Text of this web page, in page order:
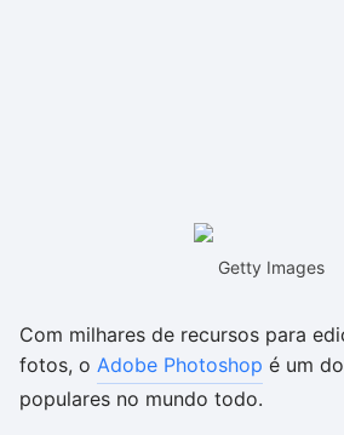
Getty Images
Com milhares de recursos para
fotos, o Adobe Photoshop é um
populares no mundo todo.